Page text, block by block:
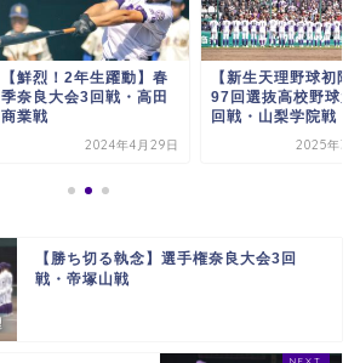
【鮮烈！2年生躍動】春
季奈良大会3回戦・高田
商業戦
2024年4月29日
【新生天理野球初陣
97回選抜高校野球大
回戦・山梨学院戦
2025年3
【勝ち切る執念】選手権奈良大会3回
戦・帝塚山戦